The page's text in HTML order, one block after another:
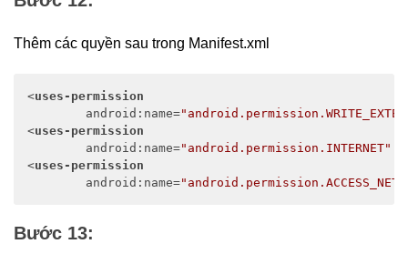
Thêm các quyền sau trong Manifest.xml
<uses-permission
android:name=
<uses-permission
android:name="android.permission.INTERNET"
<uses-permission
android:name=
Bước 13: